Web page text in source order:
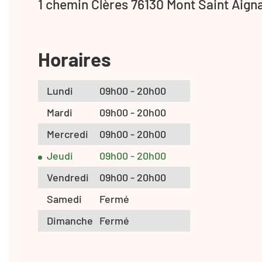
1 chemin Clères 76130 Mont Saint
Horaires
Lundi
09h00 - 20h00
Mardi
09h00 - 20h00
Mercredi
09h00 - 20h00
Jeudi
09h00 - 20h00
Vendredi
09h00 - 20h00
Samedi
Fermé
Dimanche Fermé